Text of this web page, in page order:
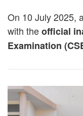
On 10 July 2025,
with theofficial
Examination